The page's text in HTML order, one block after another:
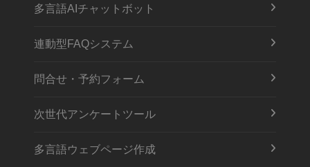
多言語AIチャットボット
連動型FAQシステム
問合せ・予約フォーム
次世代アンケートツール
多言語ウェブページ作成